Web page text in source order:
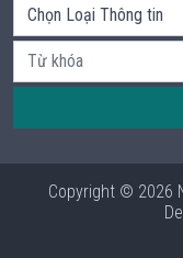
Copyright © 2026